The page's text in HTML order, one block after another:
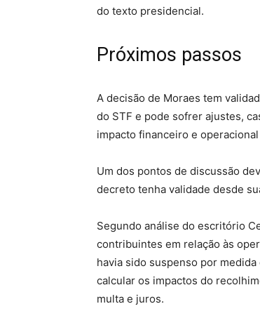
do texto presidencial.
Próximos passos
A decisão de Moraes tem
do STF e pode sofrer ajustes,
impacto financeiro e
Um dos pontos de discussão
decreto tenha validade desde
Segundo análise do escritório
contribuintes em relação às
havia sido suspenso por
calcular os impactos do
multa e juros.